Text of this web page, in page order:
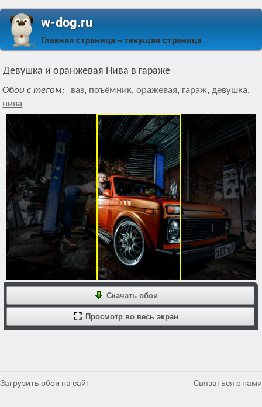
w-dog.ru
Главная страница ⇒ текущая страница
Девушка и оранжевая Нива в гараже
Обои с тегом: ваз, поъёмник,оражевая, гараж,девушка,
нива
Скачать обои
Просмотр во весь экран
Загрузить обои на сайт Связаться с нами